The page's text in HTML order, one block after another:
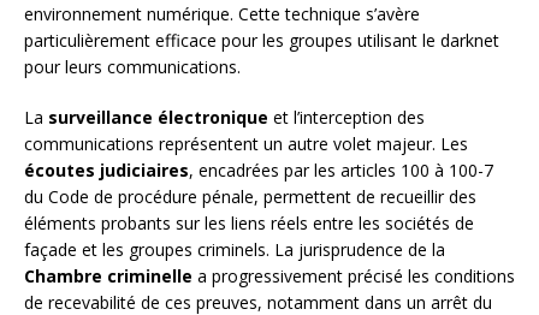
environnement numérique. Cette technique s’avère
particulièrement efficace pour les groupes utilisant le darknet
pour leurs communications.
La surveillance électronique et l’interception des
communications représentent un autre volet majeur. Les
écoutes judiciaires, encadrées par les articles 100 à 100-7
du Code de procédure pénale, permettent de recueillir des
éléments probants sur les liens réels entre les sociétés de
façade et les groupes criminels. La jurisprudence de la
Chambre criminelle a progressivement précisé les conditions
de recevabilité de ces preuves, notamment dans un arrêt du